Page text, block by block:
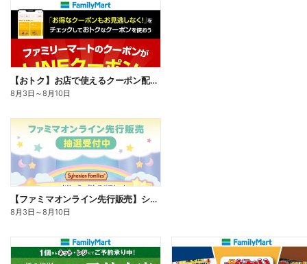
【おトク】お店で使えるクーポン配信中
8月3日 ～8月10日
【ファミマオンライン先行販売】シルバニアファミリー
8月3日 ～8月10日